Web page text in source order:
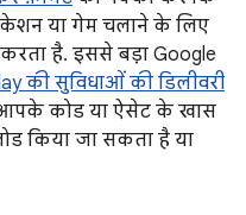
या गेम चलाने के लिए
है. इससे बड़ा Google
की सुविधाओं की डिलीवरी
कोड या ऐसेट के खास
किया जा सकता है या